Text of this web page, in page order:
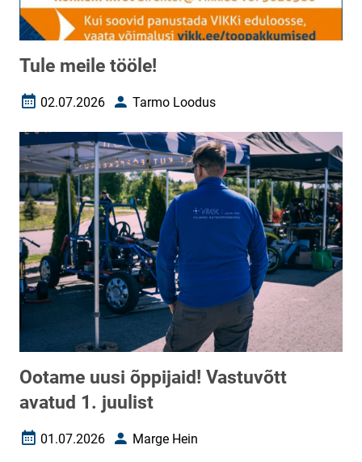
Tule meile tööle!
Loomise kuupäev
02.07.2026 AutorTarmo Loodus
Ootame uusi õppijaid! Vastuvõtt
avatud 1. juulist
Loomise kuupäev
01.07.2026 AutorMarge Hein